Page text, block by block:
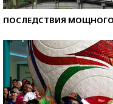
ПОСЛЕДСТВИЯ